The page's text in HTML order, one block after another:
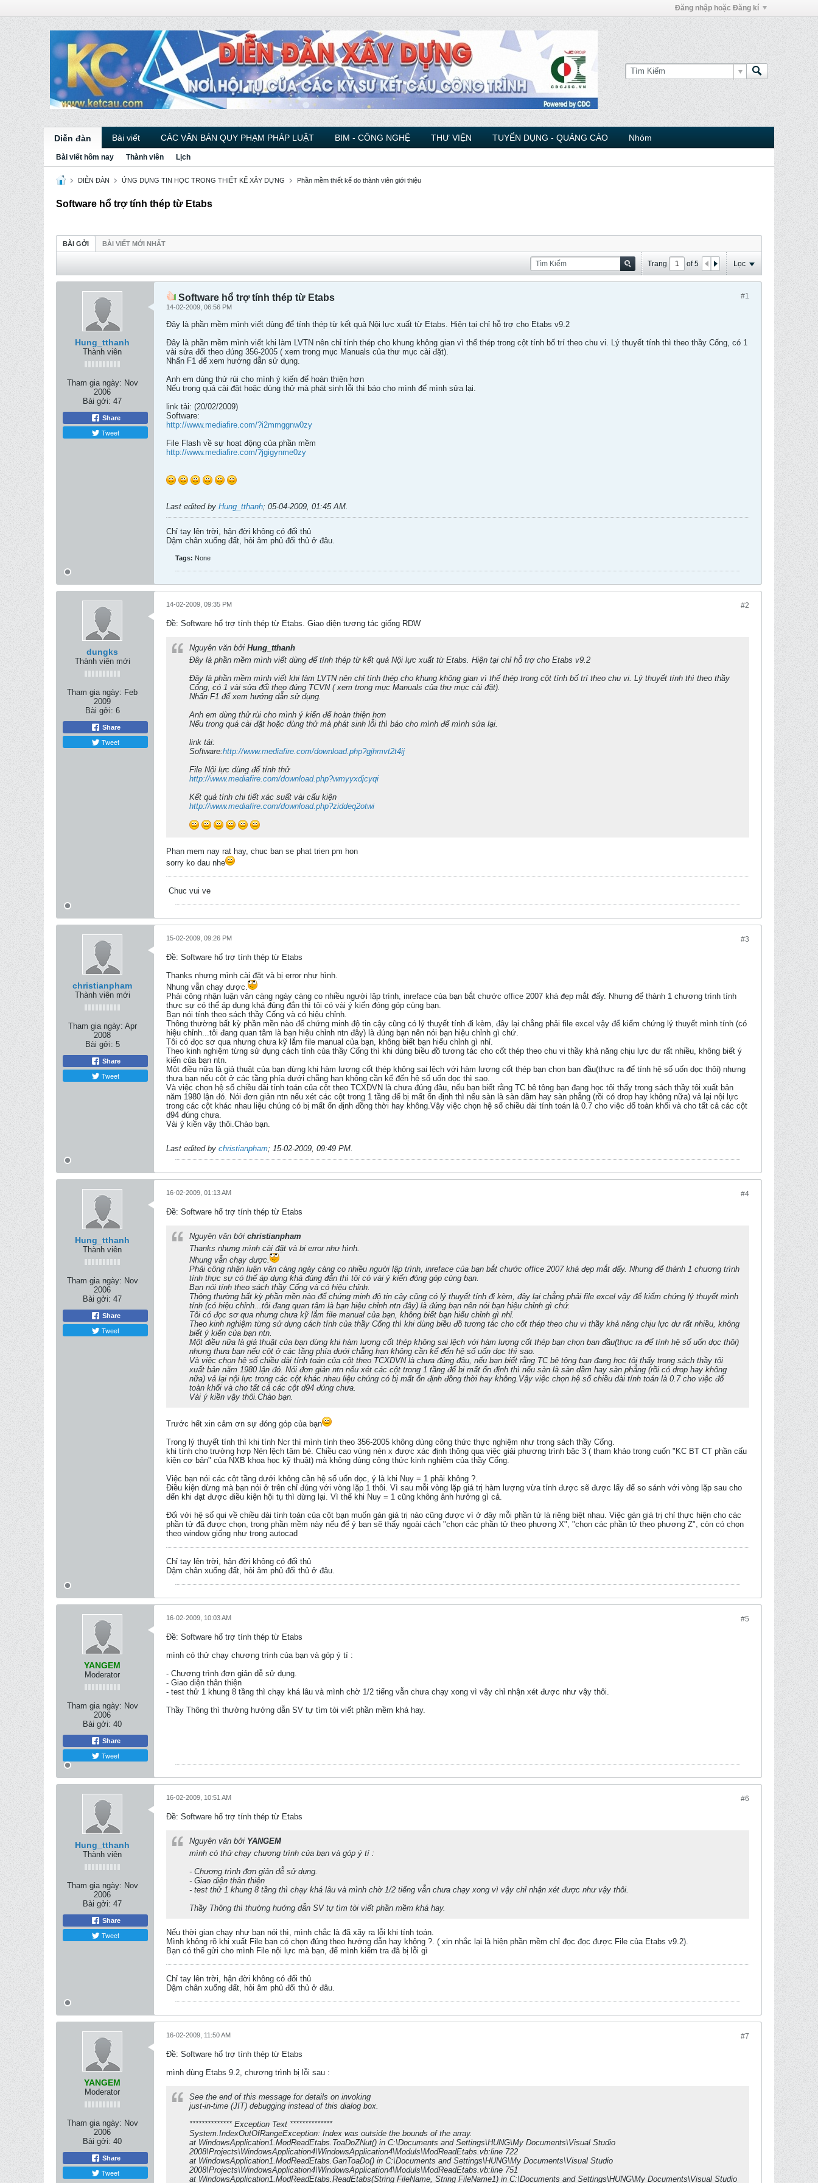
Đăng nhập hoặc Đăng kí
Diễn đàn Bài viết CÁC VĂN BẢN QUY PHẠM PHÁP LUẬT BIM - CÔNG NGHỆ THƯ VIỆN TUYỂN DỤNG - QUẢNG CÁO Nhóm
Bài viết hôm nay Thành viên Lịch
DIỄN ĐÀN ỨNG DỤNG TIN HỌC TRONG THIẾT KẾ XÂY DỰNG Phần mềm thiết kế do thành viên giới thiệu
Software hổ trợ tính thép từ Etabs
BÀI GỞI BÀI VIẾT MỚI NHẤT
Trang of5 Lọc
Hung_tthanh
Thành viên
Tham gia ngày: Nov
2006
Bài gởi: 47
Share
Tweet
#1
Software hổ trợ tính thép từ Etabs
14-02-2009, 06:56 PM
Đây là phần mềm mình viết dùng để tính thép từ kết quả Nội lực xuất từ Etabs. Hiện tại chỉ hỗ trợ cho Etabs v9.2
Đây là phần mềm mình viết khi làm LVTN nên chỉ tính thép cho khung không gian vì thế thép trong cột tính bố trí theo chu vi. Lý thuyết tính thì theo thầy Cống, có 1
vài sửa đổi theo đúng 356-2005 ( xem trong mục Manuals của thư mục cài đặt).
Nhấn F1 để xem hướng dẫn sử dụng.
Anh em dùng thử rùi cho mình ý kiến để hoàn thiện hơn
Nếu trong quá cài đặt hoặc dùng thử mà phát sinh lỗi thì báo cho mình để mình sửa lại.
link tải: (20/02/2009)
Software:
http://www.mediafire.com/?i2mmggnw0zy
File Flash về sự hoạt động của phần mềm
http://www.mediafire.com/?jgigynme0zy
Last edited by Hung_tthanh; 05-04-2009, 01:45 AM.
Chỉ tay lên trời, hận đời không có đối thủ
Dậm chân xuống đất, hỏi âm phủ đối thủ ở đâu.
Tags: None
dungks
Thành viên mới
Tham gia ngày: Feb
2009
Bài gởi: 6
Share
Tweet
#2
14-02-2009, 09:35 PM
Ðề: Software hổ trợ tính thép từ Etabs. Giao diện tương tác giống RDW
Nguyên văn bởi Hung_tthanh
Đây là phần mềm mình viết dùng để tính thép từ kết quả Nội lực xuất từ Etabs. Hiện tại chỉ hỗ trợ cho Etabs v9.2
Đây là phần mềm mình viết khi làm LVTN nên chỉ tính thép cho khung không gian vì thế thép trong cột tính bố trí theo chu vi. Lý thuyết tính thì theo thầy
Cống, có 1 vài sửa đổi theo đúng TCVN ( xem trong mục Manuals của thư mục cài đặt).
Nhấn F1 để xem hướng dẫn sử dụng.
Anh em dùng thử rùi cho mình ý kiến để hoàn thiện hơn
Nếu trong quá cài đặt hoặc dùng thử mà phát sinh lỗi thì báo cho mình để mình sửa lại.
link tải:
Software:http://www.mediafire.com/download.php?gjhmvt2t4ij
File Nội lực dùng để tính thử
http://www.mediafire.com/download.php?wmyyxdjcyqi
Kết quả tính chi tiết xác suất vài cấu kiện
http://www.mediafire.com/download.php?ziddeq2otwi
Phan mem nay rat hay, chuc ban se phat trien pm hon
sorry ko dau nhe
Chuc vui ve
christianpham
Thành viên mới
Tham gia ngày: Apr
2008
Bài gởi: 5
Share
Tweet
#3
15-02-2009, 09:26 PM
Ðề: Software hổ trợ tính thép từ Etabs
Thanks nhưng mình cài đặt và bị error như hình.
Nhung vẫn chạy được.
Phải công nhận luận văn càng ngày càng co nhiều người lập trình, inreface của bạn bắt chước office 2007 khá đẹp mắt đấy. Nhưng để thành 1 chương trình tính
thực sự có thể áp dụng khá đúng đắn thì tôi có vài ý kiến đóng góp cùng bạn.
Bạn nói tính theo sách thầy Cống và có hiệu chỉnh.
Thông thường bất kỳ phần mền nào để chứng minh độ tin cậy cũng có lý thuyết tính đi kèm, đây lại chẳng phải file excel vậy để kiểm chứng lý thuyết mình tính (có
hiệu chỉnh...tôi đang quan tâm là bạn hiệu chỉnh ntn đây) là đúng bạn nên nói bạn hiệu chỉnh gì chứ.
Tôi có đọc sơ qua nhưng chưa kỹ lắm file manual của bạn, không biết bạn hiểu chỉnh gì nhỉ.
Theo kinh nghiệm từng sử dụng cách tính của thầy Cống thì khi dùng biều đồ tương tác cho cốt thép theo chu vi thầy khả năng chịu lực dư rất nhiều, không biết ý
kiến của bạn ntn.
Một điều nữa là giả thuật của bạn dừng khi hàm lương cốt thép không sai lệch với hàm lượng cốt thép bạn chọn ban đầu(thực ra để tính hệ số uốn dọc thôi) nhưng
thưa bạn nếu cột ở các tầng phía dưới chẵng hạn không cần kể đến hệ số uốn dọc thì sao.
Và việc chọn hệ số chiều dài tính toán của cột theo TCXDVN là chưa đúng đâu, nếu bạn biết rằng TC bê tông bạn đang học tôi thấy trong sách thầy tôi xuất bản
năm 1980 lận đó. Nói đơn giản ntn nếu xét các cột trong 1 tầng để bị mất ổn định thì nếu sàn là sàn dầm hay sàn phẳng (rồi có drop hay không nữa) vả lại nội lực
trong các cột khác nhau liệu chúng có bị mất ổn định đồng thời hay không.Vậy việc chọn hệ số chiều dài tính toán là 0.7 cho việc đổ toàn khối và cho tất cả các cột
d94 đúng chưa.
Vài ý kiền vậy thôi.Chào bạn.
Last edited by christianpham; 15-02-2009, 09:49 PM.
Hung_tthanh
Thành viên
Tham gia ngày: Nov
2006
Bài gởi: 47
Share
Tweet
#4
16-02-2009, 01:13 AM
Ðề: Software hổ trợ tính thép từ Etabs
Nguyên văn bởi christianpham
Thanks nhưng mình cài đặt và bị error như hình.
Nhung vẫn chạy được.
Phải công nhận luận văn càng ngày càng co nhiều người lập trình, inreface của bạn bắt chước office 2007 khá đẹp mắt đấy. Nhưng để thành 1 chương trình
tính thực sự có thể áp dụng khá đúng đắn thì tôi có vài ý kiến đóng góp cùng bạn.
Bạn nói tính theo sách thầy Cống và có hiệu chỉnh.
Thông thường bất kỳ phần mền nào để chứng minh độ tin cậy cũng có lý thuyết tính đi kèm, đây lại chẳng phải file excel vậy để kiểm chứng lý thuyết mình
tính (có hiệu chỉnh...tôi đang quan tâm là bạn hiệu chỉnh ntn đây) là đúng bạn nên nói bạn hiệu chỉnh gì chứ.
Tôi có đọc sơ qua nhưng chưa kỹ lắm file manual của bạn, không biết bạn hiểu chỉnh gì nhỉ.
Theo kinh nghiệm từng sử dụng cách tính của thầy Cống thì khi dùng biều đồ tương tác cho cốt thép theo chu vi thầy khả năng chịu lực dư rất nhiều, không
biết ý kiến của bạn ntn.
Một điều nữa là giả thuật của bạn dừng khi hàm lương cốt thép không sai lệch với hàm lượng cốt thép bạn chọn ban đầu(thực ra để tính hệ số uốn dọc thôi)
nhưng thưa bạn nếu cột ở các tầng phía dưới chẵng hạn không cần kể đến hệ số uốn dọc thì sao.
Và việc chọn hệ số chiều dài tính toán của cột theo TCXDVN là chưa đúng đâu, nếu bạn biết rằng TC bê tông bạn đang học tôi thấy trong sách thầy tôi
xuất bản năm 1980 lận đó. Nói đơn giản ntn nếu xét các cột trong 1 tầng để bị mất ổn định thì nếu sàn là sàn dầm hay sàn phẳng (rồi có drop hay không
nữa) vả lại nội lực trong các cột khác nhau liệu chúng có bị mất ổn định đồng thời hay không.Vậy việc chọn hệ số chiều dài tính toán là 0.7 cho việc đổ
toàn khối và cho tất cả các cột d94 đúng chưa.
Vài ý kiền vậy thôi.Chào bạn.
Trước hết xin cảm ơn sự đóng góp của bạn
Trong lý thuyết tính thì khi tính Ncr thì mình tính theo 356-2005 không dùng công thức thực nghiệm như trong sách thầy Cống.
khi tính cho trường hợp Nén lệch tâm bé. Chiều cao vùng nén x được xác định thông qua việc giải phương trình bậc 3 ( tham khảo trong cuốn "KC BT CT phần cấu
kiện cơ bản" của NXB khoa học kỹ thuật) mà không dùng công thức kinh nghiệm của thầy Cống.
Việc bạn nói các cột tầng dưới không cần hệ số uốn dọc, ý là khi Nuy = 1 phải không ?.
Điều kiện dừng mà bạn nói ở trên chỉ đúng với vòng lặp 1 thôi. Vì sau mỗi vòng lặp giá trị hàm lượng vừa tính được sẽ được lấy để so sánh với vòng lặp sau cho
đến khi đạt được điều kiện hội tụ thì dừng lại. Vì thế khi Nuy = 1 cũng không ảnh hưởng gì cả.
Đối với hệ số qui về chiều dài tính toán của cột bạn muốn gán giá trị nào cũng được vì ở đây mỗi phần tử là riêng biệt nhau. Việc gán giá trị chỉ thực hiện cho các
phần tử đã được chọn, trong phần mềm này nếu để ý bạn sẽ thấy ngoài cách "chọn các phần tử theo phương X", "chọn các phần tử theo phương Z", còn có chọn
theo window giống như trong autocad
Chỉ tay lên trời, hận đời không có đối thủ
Dậm chân xuống đất, hỏi âm phủ đối thủ ở đâu.
YANGEM
Moderator
Tham gia ngày: Nov
2006
Bài gởi: 40
Share
Tweet
#5
16-02-2009, 10:03 AM
Ðề: Software hổ trợ tính thép từ Etabs
mình có thử chạy chương trình của bạn và góp ý tí :
- Chương trình đơn giản dễ sử dụng.
- Giao diện thân thiện
- test thử 1 khung 8 tầng thì chạy khá lâu và mình chờ 1/2 tiếng vẫn chưa chạy xong vì vậy chỉ nhận xét được như vậy thôi.
Thầy Thông thì thường hướng dẫn SV tự tìm tòi viết phần mềm khá hay.
Hung_tthanh
Thành viên
Tham gia ngày: Nov
2006
Bài gởi: 47
Share
Tweet
#6
16-02-2009, 10:51 AM
Ðề: Software hổ trợ tính thép từ Etabs
Nguyên văn bởi YANGEM
mình có thử chạy chương trình của bạn và góp ý tí :
- Chương trình đơn giản dễ sử dụng.
- Giao diện thân thiện
- test thử 1 khung 8 tầng thì chạy khá lâu và mình chờ 1/2 tiếng vẫn chưa chạy xong vì vậy chỉ nhận xét được như vậy thôi.
Thầy Thông thì thường hướng dẫn SV tự tìm tòi viết phần mềm khá hay.
Nếu thời gian chạy như bạn nói thì, mình chắc là đã xãy ra lỗi khi tính toán.
Mình không rõ khi xuất File bạn có chọn đúng theo hướng dẫn hay không ?. ( xin nhắc lại là hiện phần mềm chỉ đọc đọc được File của Etabs v9.2).
Bạn có thể gửi cho mình File nội lực mà bạn, để mình kiểm tra đã bị lỗi gì
Chỉ tay lên trời, hận đời không có đối thủ
Dậm chân xuống đất, hỏi âm phủ đối thủ ở đâu.
YANGEM
Moderator
Tham gia ngày: Nov
2006
Bài gởi: 40
Share
Tweet
#7
16-02-2009, 11:50 AM
Ðề: Software hổ trợ tính thép từ Etabs
mình dùng Etabs 9.2, chương trình bị lỗi sau :
See the end of this message for details on invoking
just-in-time (JIT) debugging instead of this dialog box.
************** Exception Text **************
System.IndexOutOfRangeException: Index was outside the bounds of the array.
at WindowsApplication1.ModReadEtabs.ToaDoZNut() in C:\Documents and Settings\HUNG\My Documents\Visual Studio
2008\Projects\WindowsApplication4\WindowsApplication4\Moduls\ModReadEtabs.vb:line 722
at WindowsApplication1.ModReadEtabs.GanToaDo() in C:\Documents and Settings\HUNG\My Documents\Visual Studio
2008\Projects\WindowsApplication4\WindowsApplication4\Moduls\ModReadEtabs.vb:line 751
at WindowsApplication1.ModReadEtabs.ReadEtabs(String FileName, String FileName1) in C:\Documents and Settings\HUNG\My Documents\Visual Studio